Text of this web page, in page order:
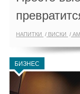
НАПИТКИ ВИСКИ
БИЗНЕС